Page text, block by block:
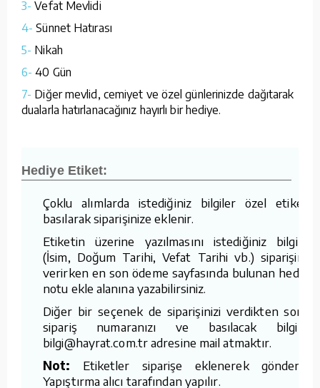
3- Vefat Mevlidi
4- Sünnet Hatırası
5- Nikah
6- 40 Gün
7- Diğer mevlid, cemiyet ve özel günlerinizde dağıtarak
dualarla hatırlanacağınız hayırlı bir hediye.
Hediye Etiket:
Çoklu alımlarda istediğiniz bilgiler özel etikete
basılarak siparişinize eklenir.
Etiketin üzerine yazılmasını istediğiniz bilgileri
(İsim, Doğum Tarihi, Vefat Tarihi vb.) siparişinizi
verirken en son ödeme sayfasında bulunan hediye
notu ekle alanına yazabilirsiniz.
Diğer bir seçenek de siparişinizi verdikten sonra
sipariş numaranızı ve basılacak bilgileri
bilgi@hayrat.com.tr adresine mail atmaktır.
Not: Etiketler siparişe eklenerek gönderilir.
Yapıştırma alıcı tarafından yapılır.